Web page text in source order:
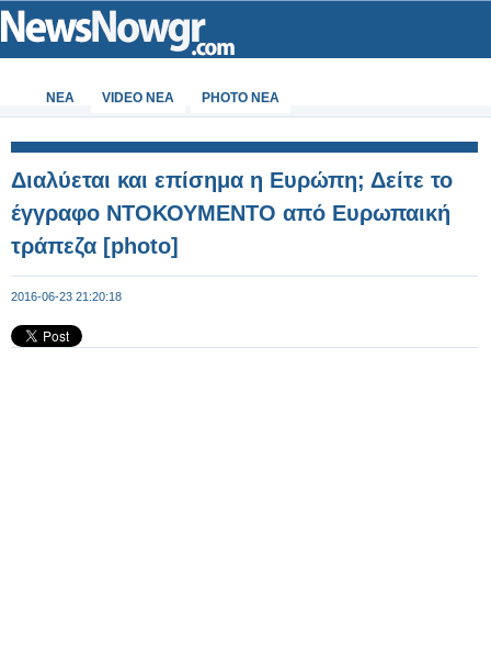
ΝΕΑ VIDEO NEA PHOTO NEA
Διαλύεται και επίσημα η Ευρώπη; Δείτε το
έγγραφο ΝΤΟΚΟΥΜΕΝΤΟ από Ευρωπαική
τράπεζα [photo]
2016-06-23 21:20:18